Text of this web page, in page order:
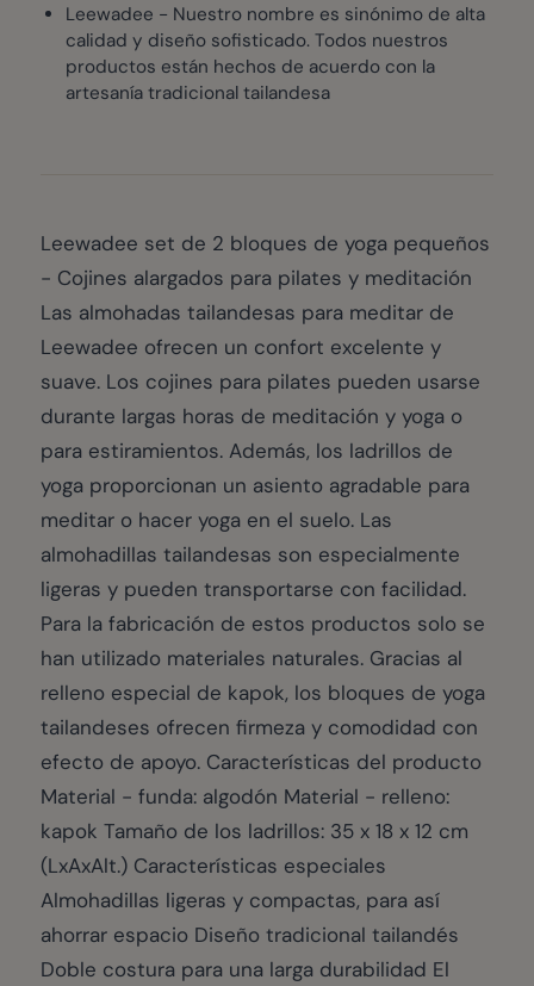
Leewadee - Nuestro nombre es sinónimo de alta
calidad y diseño sofisticado. Todos nuestros
productos están hechos de acuerdo con la
artesanía tradicional tailandesa
Leewadee set de 2 bloques de yoga pequeños
- Cojines alargados para pilates y meditación
Las almohadas tailandesas para meditar de
Leewadee ofrecen un confort excelente y
suave. Los cojines para pilates pueden usarse
durante largas horas de meditación y yoga o
para estiramientos. Además, los ladrillos de
yoga proporcionan un asiento agradable para
meditar o hacer yoga en el suelo. Las
almohadillas tailandesas son especialmente
ligeras y pueden transportarse con facilidad.
Para la fabricación de estos productos solo se
han utilizado materiales naturales. Gracias al
relleno especial de kapok, los bloques de yoga
tailandeses ofrecen firmeza y comodidad con
efecto de apoyo. Características del producto
Material - funda: algodón Material - relleno:
kapok Tamaño de los ladrillos: 35 x 18 x 12 cm
(LxAxAlt.) Características especiales
Almohadillas ligeras y compactas, para así
ahorrar espacio Diseño tradicional tailandés
Doble costura para una larga durabilidad El